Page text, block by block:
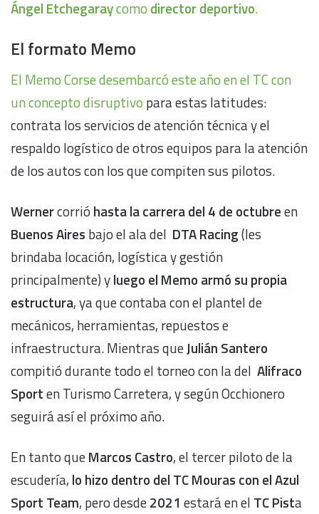
Ángel Etchegaraycomo director deportivo.
El formato Memo
El Memo Corse desembarcó este año en el TC con
un concepto disruptivo para estas latitudes:
contrata los servicios de atención técnica y el
respaldo logístico de otros equipos para la atención
de los autos con los que compiten sus pilotos.
Wernercorrió hasta la carrera del 4 de octubreen
Buenos Aires bajo el ala del DTA Racing(les
brindaba locación, logística y gestión
principalmente) yluego el Memo armó su propia
estructura, ya que contaba con el plantel de
mecánicos, herramientas, repuestos e
infraestructura. Mientras queJulián Santero
compitió durante todo el torneo con la del Alifraco
Sporten Turismo Carretera, y según Occhionero
seguirá así el próximo año.
En tanto queMarcos Castro, el tercer piloto de la
escudería, lo hizo dentro del TC Mouras con el Azul
Sport Team, pero desde2021 estará en el TC Pista